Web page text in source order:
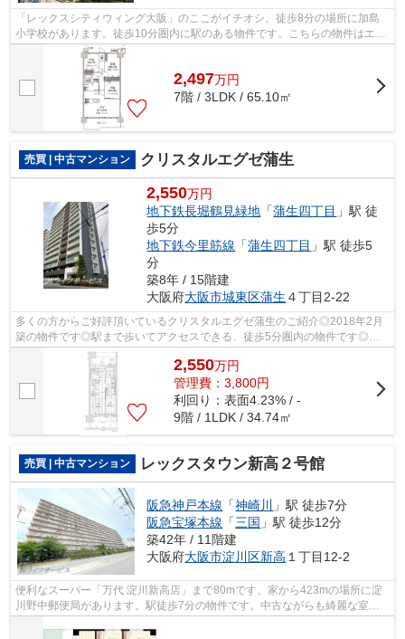
「レックスシティウィング大阪」のここがイチオシ。徒歩8分の場所に加島
小学校があります。徒歩10分圏内に駅のある物件です。こちらの物件はエレ
ベーター2基付きです。大阪市淀川区エ...
2,497万円
7階 / 3LDK / 65.10㎡
売買 | 中古マンション クリスタルエグゼ蒲生
2,550万円
地下鉄長堀鶴見緑地 「蒲生四丁目 」駅 徒
歩5分
地下鉄今里筋線 「蒲生四丁目 」駅 徒歩5
分
築8年 / 15階建
大阪府大阪市城東区蒲生 ４丁目2-22
多くの方からご好評頂いているクリスタルエグゼ蒲生のご紹介◎2018年2月
築の物件です◎駅まで歩いてアクセスできる、徒歩5分圏内の物件です◎こ
ちらの物件にはエレベーターが付いています...
2,550万円
管理費：3,800円
利回り：表面4.23% / -
9階 / 1LDK / 34.74㎡
売買 | 中古マンション レックスタウン新高２号館
阪急神戸本線 「神崎川
」駅 徒歩7分
阪急宝塚本線 「三国 」駅 徒歩12分
築42年 / 11階建
大阪府大阪市淀川区新高 １丁目12-2
便利なスーパー「万代 淀川新高店」まで80mです。家から423mの場所に淀
川野中郵便局があります。駅徒歩7分の物件です。中古ながらも綺麗な室内